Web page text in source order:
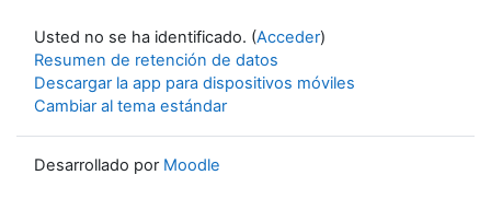
Usted no se ha identificado. (Acceder)
Resumen de retención de datos
Descargar la app para dispositivos móviles
Cambiar al tema estándar
Desarrollado por Moodle